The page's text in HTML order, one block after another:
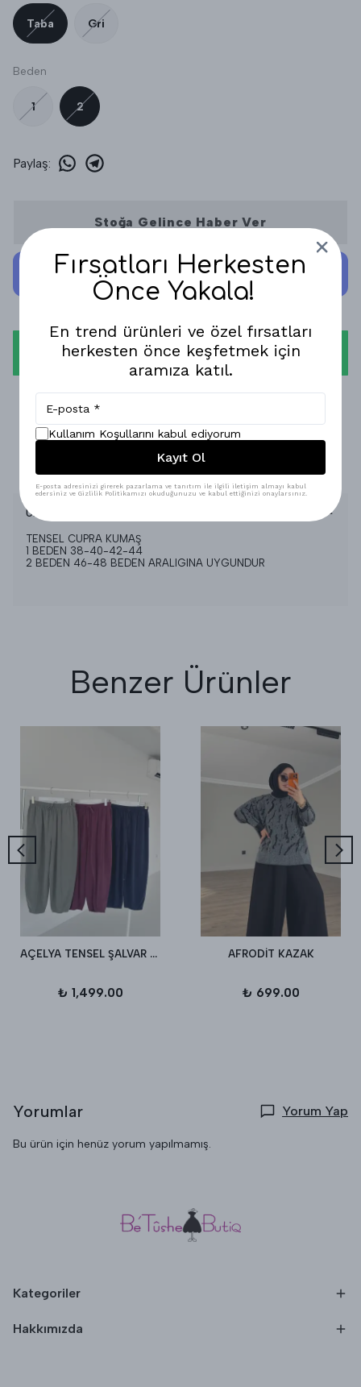
Taba Gri
Beden
1 2
Paylaş:
Stoğa Gelince Haber Ver
WHATSAPP
1-3 İŞ GÜNÜNDE KARGODA!
GÜVENLİ ALIŞVERİŞ!
%100 MEMNUNİYET GARANTİSİ!
Ürün Açıklaması
TENSEL CUPRA KUMAŞ
1 BEDEN 38-40-42-44
2 BEDEN 46-48 BEDEN ARALIGINA UYGUNDUR
Benzer Ürünler
AÇELYA TENSEL ŞALVAR PANTALON
₺ 1,499.00
AFRODİT KAZAK
₺ 699.00
Yorumlar Yorum Yap
Bu ürün için henüz yorum yapılmamış.
Kategoriler
Hakkımızda
Fırsatları Herkesten
Önce Yakala!
En trend ürünleri ve özel fırsatları
herkesten önce keşfetmek için
aramıza katıl.
Kullanım Koşullarını kabul ediyorum
Kayıt Ol
E-posta adresinizi girerek pazarlama ve tanıtım ile ilgili iletişim almayı kabul
edersiniz ve Gizlilik Politikamızı okuduğunuzu ve kabul ettiğinizi onaylarsınız.